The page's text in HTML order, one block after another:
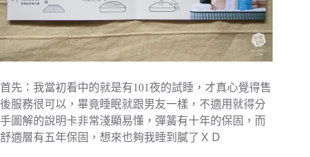
首先：我當初看中的就是有101夜的試睡，才真心覺得售
後服務很可以，畢竟睡眠就跟男友一樣，不適用就得分
手圖解的說明卡非常淺顯易懂，彈簧有十年的保固，而
舒適層有五年保固，想來也夠我睡到膩了ＸＤ